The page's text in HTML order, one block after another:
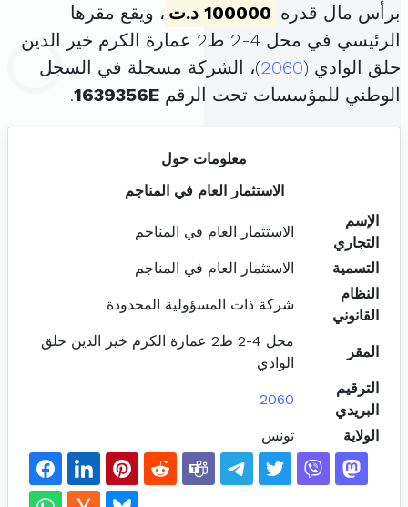
برأس مال قدره 100000 د.ت
، ويقع مقرها
الرئيسي في محل 4-2 ط2 عمارة الكرم خير الدين
حلق الوادي (2060)، الشركة مسجلة في السجل
الوطني للمؤسسات تحت الرقم 1639356E
.
معلومات حول
الاستثمار العام في المناجم
الإسم
التجاري
الاستثمار العام في المناجم
التسمية
الاستثمار العام في المناجم
النظام
القانوني
شركة ذات المسؤولية المحدودة
المقر
محل 4-2 ط2 عمارة الكرم خير الدين حلق
الوادي
الترقيم
البريدي
2060
الولاية تونس